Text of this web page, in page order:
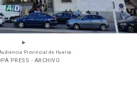
Provincial de Huelva.
PRESS - ARCHIVO